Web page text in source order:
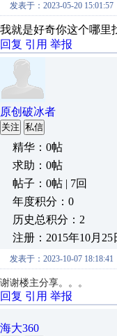
发表于：2023-05-20 15:01:57
我就是好奇你这个哪里
回复 引用 举报
原创破冰者
关注 私信
精华：0帖
求助：0帖
帖子：0帖 | 7回
年度积分：0
历史总积分：2
注册：2015年10月25
发表于：2023-10-07 18:18:41
谢谢楼主分享。。。
回复 引用 举报
海大360